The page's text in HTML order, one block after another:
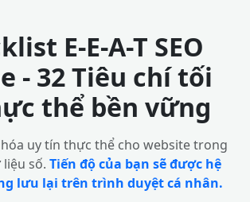
E-E-A-T SEO
- 32 Tiêu chí tối
thể bền vững
uy tín thực thể cho website trong
số. Tiến độ của bạn sẽ được hệ
lưu lại trên trình duyệt cá nhân.